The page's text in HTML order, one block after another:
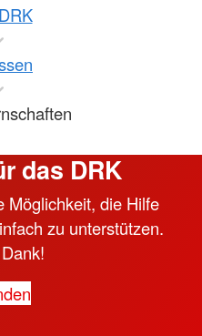
das DRK
Möglichkeit, die Hilfe
zu unterstützen.